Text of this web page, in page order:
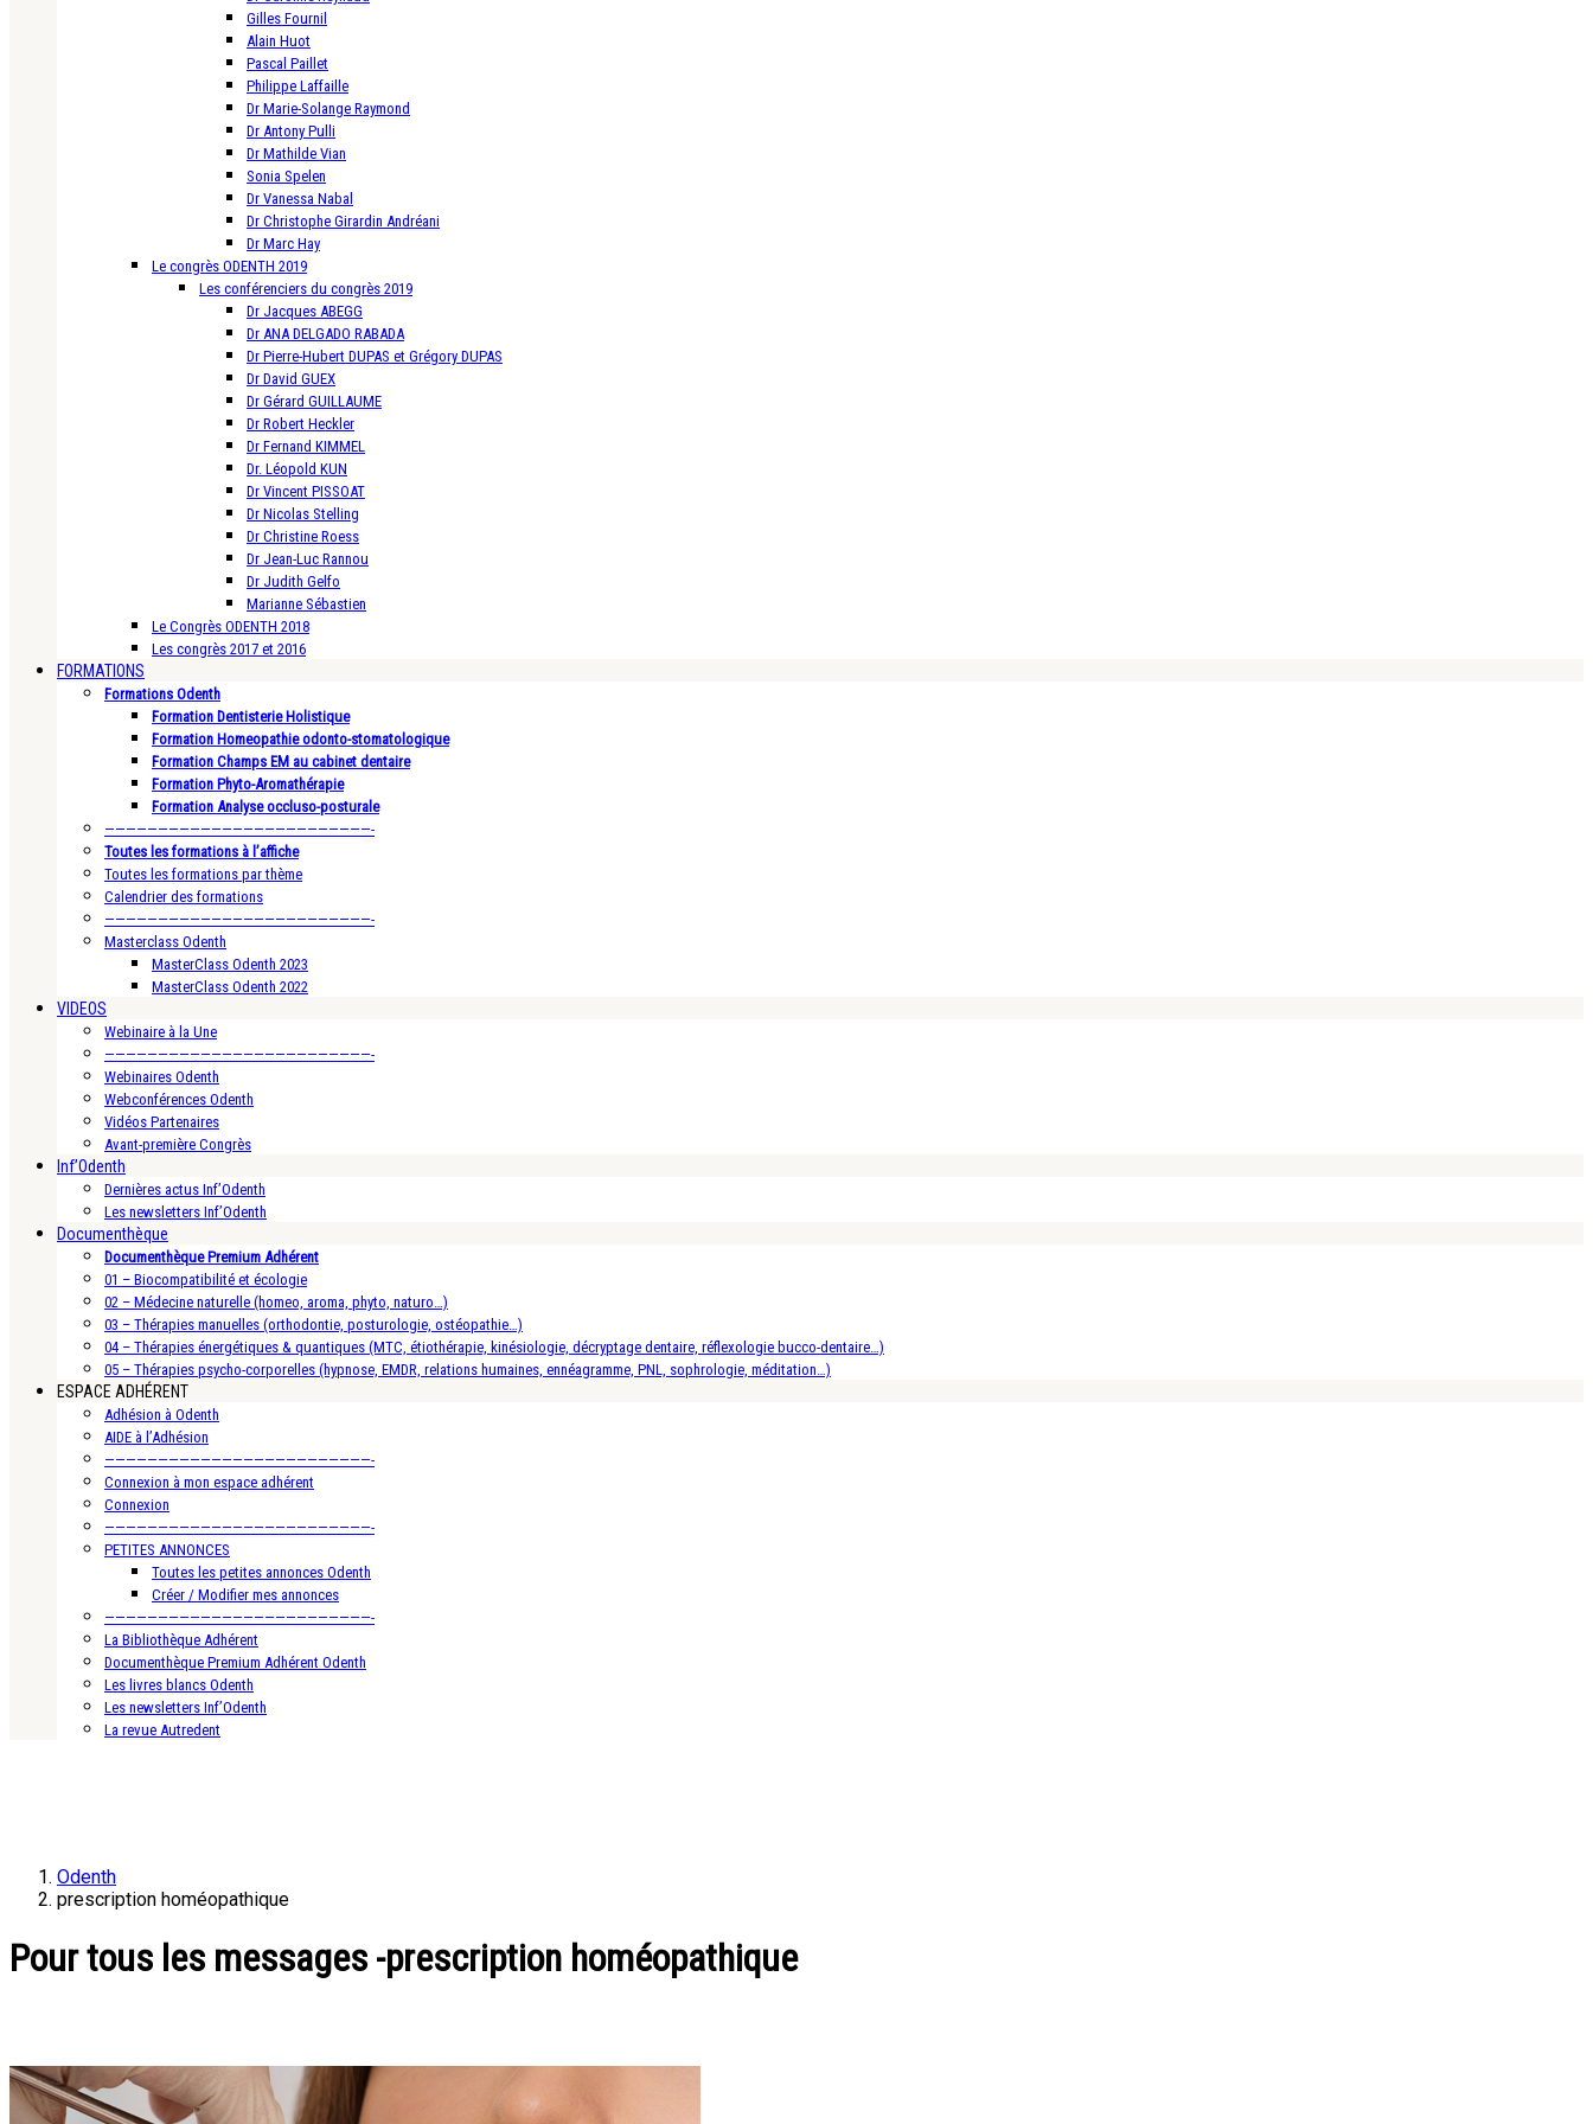
Gilles Fournil
Alain Huot
Pascal Paillet
Philippe Laffaille
Dr Marie-Solange Raymond
Dr Antony Pulli
Dr Mathilde Vian
Sonia Spelen
Dr Vanessa Nabal
Dr Christophe Girardin Andréani
Dr Marc Hay
Le congrès ODENTH 2019
Les conférenciers du congrès 2019
Dr Jacques ABEGG
Dr ANA DELGADO RABADA
Dr Pierre-Hubert DUPAS et Grégory DUPAS
Dr David GUEX
Dr Gérard GUILLAUME
Dr Robert Heckler
Dr Fernand KIMMEL
Dr. Léopold KUN
Dr Vincent PISSOAT
Dr Nicolas Stelling
Dr Christine Roess
Dr Jean-Luc Rannou
Dr Judith Gelfo
Marianne Sébastien
Le Congrès ODENTH 2018
Les congrès 2017 et 2016
FORMATIONS
Formations Odenth
Formation Dentisterie Holistique
Formation Homeopathie odonto-stomatologique
Formation Champs EM au cabinet dentaire
Formation Phyto-Aromathérapie
Formation Analyse occluso-posturale
—————————————————————————-
Toutes les formations à l’affiche
Toutes les formations par thème
Calendrier des formations
—————————————————————————-
Masterclass Odenth
MasterClass Odenth 2023
MasterClass Odenth 2022
VIDEOS
Webinaire à la Une
—————————————————————————-
Webinaires Odenth
Webconférences Odenth
Vidéos Partenaires
Avant-première Congrès
Inf’Odenth
Dernières actus Inf’Odenth
Les newsletters Inf’Odenth
Documenthèque
Documenthèque Premium Adhérent
01 – Biocompatibilité et écologie
02 – Médecine naturelle (homeo, aroma, phyto, naturo…)
03 – Thérapies manuelles (orthodontie, posturologie, ostéopathie…)
04 – Thérapies énergétiques & quantiques (MTC, étiothérapie, kinésiologie, décryptage dentaire, réflexologie bucco-dentaire…)
05 – Thérapies psycho-corporelles (hypnose, EMDR, relations humaines, ennéagramme, PNL, sophrologie, méditation…)
ESPACE ADHÉRENT
Adhésion à Odenth
AIDE à l’Adhésion
—————————————————————————-
Connexion à mon espace adhérent
Connexion
—————————————————————————-
PETITES ANNONCES
Toutes les petites annonces Odenth
Créer / Modifier mes annonces
—————————————————————————-
La Bibliothèque Adhérent
Documenthèque Premium Adhérent Odenth
Les livres blancs Odenth
Les newsletters Inf’Odenth
La revue Autredent
Odenth
prescription homéopathique
Pour tous les messages -prescription homéopathique